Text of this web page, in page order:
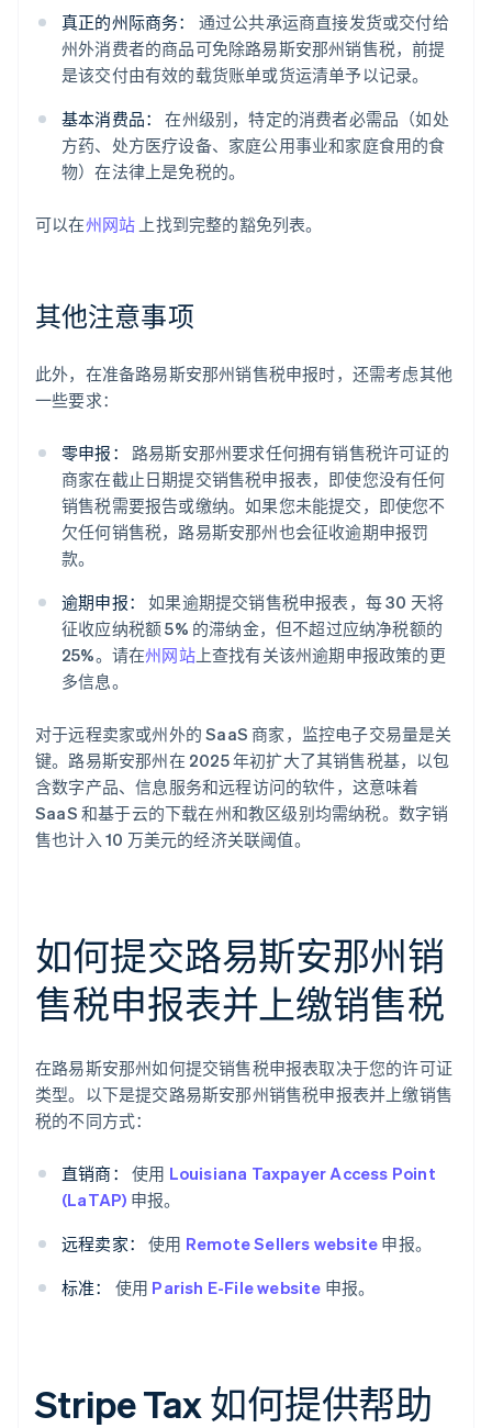
真正的州际商务：
通过公共承运商直接发货或交付给
州外消费者的商品可免除路易斯安那州销售税，前提
是该交付由有效的载货账单或货运清单予以记录。
基本消费品：
在州级别，特定的消费者必需品（如处
方药、处方医疗设备、家庭公用事业和家庭食用的食
物）在法律上是免税的。
可以在州网站 上找到完整的豁免列表。
其他注意事项
此外，在准备路易斯安那州销售税申报时，还需考虑其他
一些要求：
零申报：
路易斯安那州要求任何拥有销售税许可证的
商家在截止日期提交销售税申报表，即使您没有任何
销售税需要报告或缴纳。如果您未能提交，即使您不
欠任何销售税，路易斯安那州也会征收逾期申报罚
款。
逾期申报：
如果逾期提交销售税申报表，每 30 天将
征收应纳税额 5% 的滞纳金，但不超过应纳净税额的
25%。请在州网站上查找有关该州逾期申报政策的更
多信息。
对于远程卖家或州外的 SaaS 商家，监控电子交易量是关
键。路易斯安那州在 2025 年初扩大了其销售税基，以包
含数字产品、信息服务和远程访问的软件，这意味着
SaaS 和基于云的下载在州和教区级别均需纳税。数字销
售也计入 10 万美元的经济关联阈值。
如何提交路易斯安那州销
售税申报表并上缴销售税
在路易斯安那州如何提交销售税申报表取决于您的许可证
类型。以下是提交路易斯安那州销售税申报表并上缴销售
税的不同方式：
直销商： 使用 Louisiana Taxpayer Access Point
(LaTAP) 申报。
远程卖家：
使用 Remote Sellers website 申报。
标准：
使用 Parish E-File website 申报。
Stripe Tax 如何提供帮助